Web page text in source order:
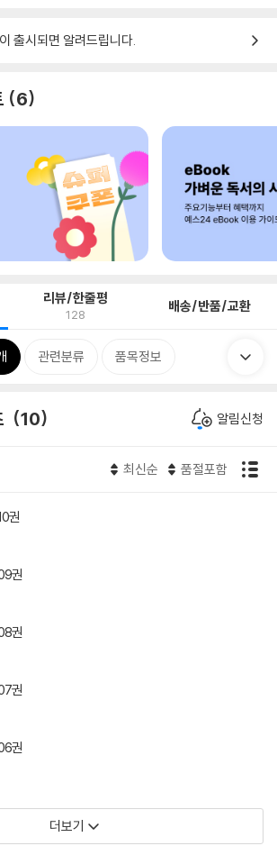
출시되면 알려드립니다.
6
리뷰/한줄평
128 배송/반품/교환
관련분류 품목정보
10 알림신청
최신순 품절포함
권
권
권
권
권
더보기